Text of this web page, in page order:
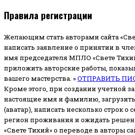
Правила регистрации
Желающим стать авторами сайта
написать заявление о принятии в
имя председателя МПЛО «Свете
приложить авторские работы,
вашего мастерства. »ОТПРАВИТЬ
Кроме этого, при создании учетной
настоящие имя и фамилию,
(аватар), написать несколько строк о
регион проживания и ожидать
«Свете Тихий» о переводе в авторы